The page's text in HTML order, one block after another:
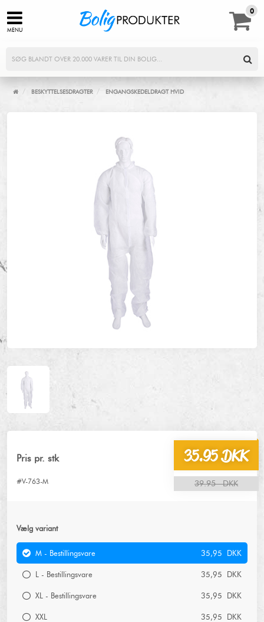
MENU
0,000
/ BESKYTTELSESDRAGTER/ ENGANGSKEDELDRAGT HVID
35.95 DKK
39.95 DKK
Pris pr. stk
#V-763-M
Vælg variant
M - Bestillingsvare 35,95 DKK
L - Bestillingsvare 35,95 DKK
XL - Bestillingsvare 35,95 DKK
XXL 35,95 DKK